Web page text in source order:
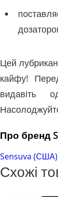
Цей
кайфу!
видавіть
Про бренд
Sensuva (США)
Схожі